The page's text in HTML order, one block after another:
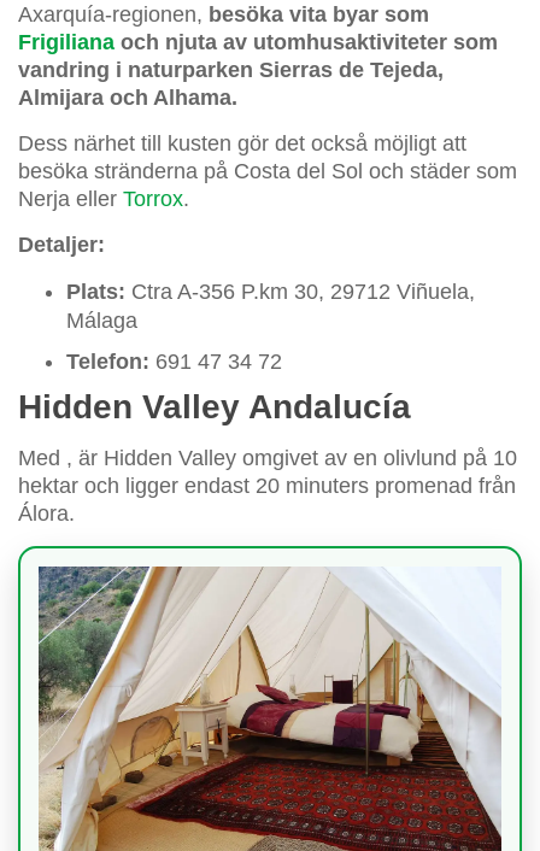
Axarquía-regionen, besöka vita byar som
Frigiliana och njuta av utomhusaktiviteter som
vandring i naturparken Sierras de Tejeda,
Almijara och Alhama.
Dess närhet till kusten gör det också möjligt att
besöka stränderna på Costa del Sol och städer som
Nerja eller Torrox.
Detaljer:
Plats: Ctra A-356 P.km 30, 29712 Viñuela,
Málaga
Telefon: 691 47 34 72
Hidden Valley Andalucía
Med , är Hidden Valley omgivet av en olivlund på 10
hektar och ligger endast 20 minuters promenad från
Álora.